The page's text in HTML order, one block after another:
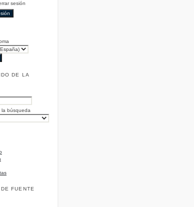
sesión
DE LA
la búsqueda
DE FUENTE